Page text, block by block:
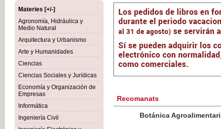
Materies [+/-]
Agronomía, Hidráulica y
Medio Natural
Arquitectura y Urbanismo
Arte y Humanidades
Ciencias
Ciencias Sociales y Jurídicas
Economía y Organización de
Empresas
Informática
Ingeniería Civil
Recomanats
Botánica Agroalimentaria